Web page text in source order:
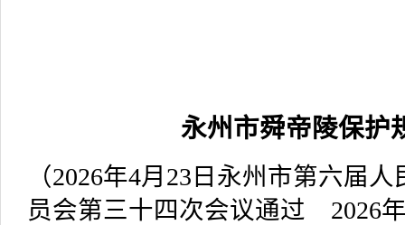
永州市舜帝陵保护
（2026年4月23日永州市第六届
员会第三十四次会议通过 2026